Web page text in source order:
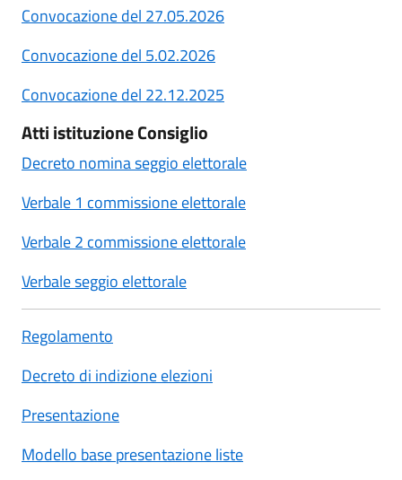
Convocazione del 27.05.2026
Convocazione del 5.02.2026
Convocazione del 22.12.2025
Atti istituzione Consiglio
Decreto nomina seggio elettorale
Verbale 1 commissione elettorale
Verbale 2 commissione elettorale
Verbale seggio elettorale
Regolamento
Decreto di indizione elezioni
Presentazione
Modello base presentazione liste